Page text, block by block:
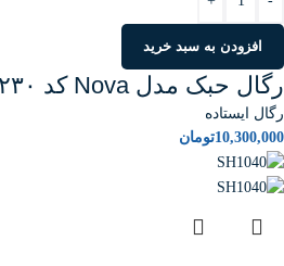
افزودن به سبد خرید
رگال حبک مدل Nova کد RE۱۲۳۰
رگال ایستاده
10,300,000تومان